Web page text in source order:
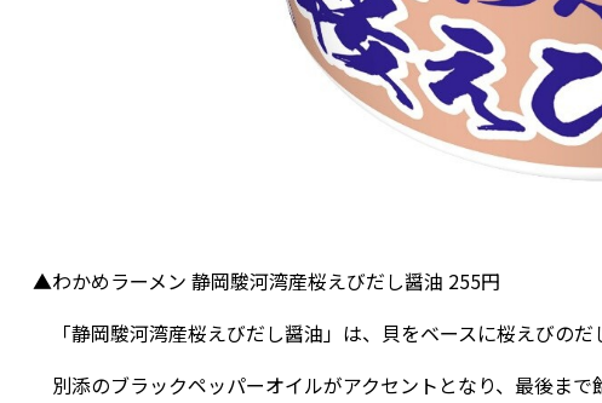
▲わかめラーメン 静岡駿河湾産桜えびだし醤油 255円
「静岡駿河湾産桜えびだし醤油」は、貝をベースに桜えびのだ
別添のブラックペッパーオイルがアクセントとなり、最後ま